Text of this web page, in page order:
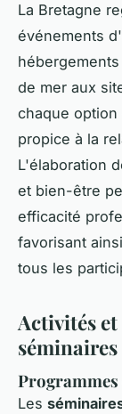
La Bretagne
événements
de mer aux
chaque
propice à la
L'élaboration
et bien-être
efficacité
favorisant
tous les
Activités
séminaires
Programmes
Les